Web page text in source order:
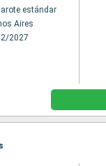
estándar
Aires
2027